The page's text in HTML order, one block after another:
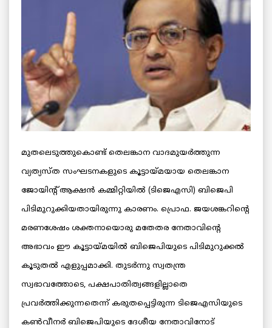
മുതലെടുത്തുകൊണ്ട് തെലങ്കാന വാദമുയര്‍ത്തുന്ന
വ്യത്യസ്ത സംഘടനകളുടെ കൂട്ടായ്മയായ തെലങ്കാന
ജോയിന്റ് ആക്ഷന്‍ കമ്മിറ്റിയില്‍ (ടിജെഎസി) ബിജെപി
പിടിമുറുക്കിയതായിരുന്നു കാരണം. പ്രൊഫ. ജയശങ്കറിന്റെ
മരണശേഷം ശക്തനായൊരു മതേതര നേതാവിന്റെ
അഭാവം ഈ കൂട്ടായ്മയില്‍ ബിജെപിയുടെ പിടിമുറുക്കല്‍
കൂടുതല്‍ എളുപ്പമാക്കി. തുടര്‍ന്നു സ്വതന്ത്ര
സ്വഭാവത്തോടെ, പക്ഷപാതിത്വങ്ങളില്ലാതെ
പ്രവര്‍ത്തിക്കുന്നതെന്ന് കരുതപ്പെട്ടിരുന്ന ടിജെഎസിയുടെ
കണ്‍വീനര്‍ ബിജെപിയുടെ ദേശീയ നേതാവിനോട്